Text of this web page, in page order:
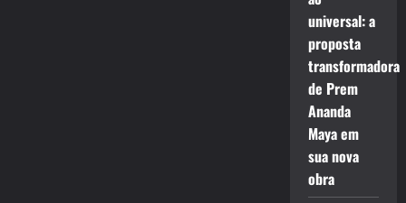
universal: a
proposta
transformadora
de Prem
Ananda
Maya em
sua nova
obra